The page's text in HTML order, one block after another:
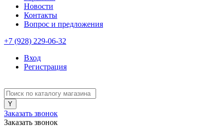
Новости
Контакты
Вопрос и предложения
+7 (928) 229-06-32
Вход
Регистрация
Заказать звонок
Заказать звонок